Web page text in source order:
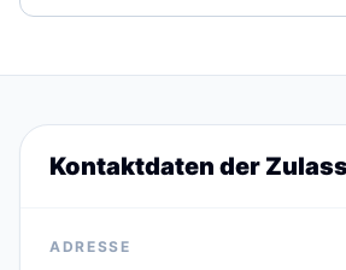
Kontaktdaten der
ADRESSE